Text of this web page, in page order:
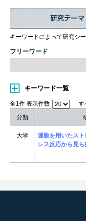
キーワードによって研究シ
フリーワード
キーワード一覧
全1件 表示件数 す
分類
大学
運動を用いたス
レス反応から見ら